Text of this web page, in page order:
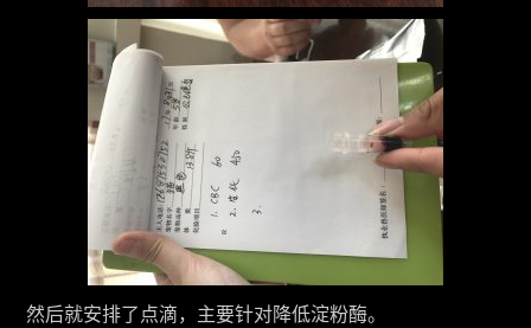
然后就安排了点滴，主要针对降低淀粉酶。